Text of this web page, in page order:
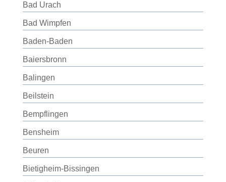
Bad Urach
Bad Wimpfen
Baden-Baden
Baiersbronn
Balingen
Beilstein
Bempflingen
Bensheim
Beuren
Bietigheim-Bissingen